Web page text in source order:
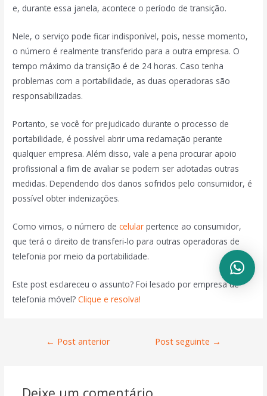
e, durante essa janela, acontece o período de transição.
Nele, o serviço pode ficar indisponível, pois, nesse momento,
o número é realmente transferido para a outra empresa. O
tempo máximo da transição é de 24 horas. Caso tenha
problemas com a portabilidade, as duas operadoras são
responsabilizadas.
Portanto, se você for prejudicado durante o processo de
portabilidade, é possível abrir uma reclamação perante
qualquer empresa. Além disso, vale a pena procurar apoio
profissional a fim de avaliar se podem ser adotadas outras
medidas. Dependendo dos danos sofridos pelo consumidor, é
possível obter indenizações.
Como vimos, o número decelularpertence ao consumidor,
que terá o direito de transferi-lo para outras operadoras de
telefonia por meio da portabilidade.
Este post esclareceu o assunto? Foi lesado por empresa de
telefonia móvel?Clique e resolva!
← Post anterior Post seguinte →